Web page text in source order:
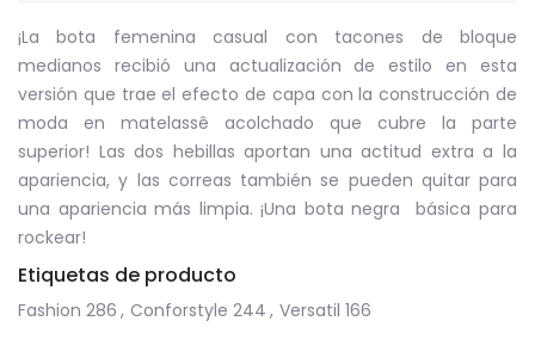
¡La bota femenina casual con tacones de bloque
medianos recibió una actualización de estilo en esta
versión que trae el efecto de capa con la construcción de
moda en matelassê acolchado que cubre la parte
superior! Las dos hebillas aportan una actitud extra a la
apariencia, y las correas también se pueden quitar para
una apariencia más limpia. ¡Una bota negra básica para
rockear!
Etiquetas de producto
Fashion 286 , Conforstyle 244 , Versatil 166